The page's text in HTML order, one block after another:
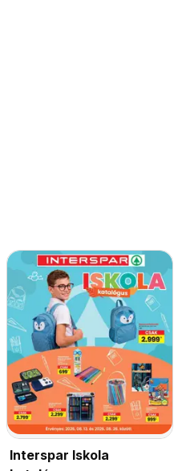
Interspar Iskola